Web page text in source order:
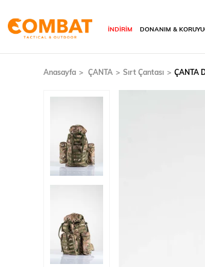
İNDİRİM DONANIM &
Anasayfa ÇANTA Sırt Çantası ÇANTA